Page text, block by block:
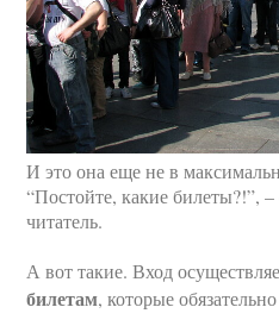
И это она еще не в
“Постойте, какие билеты?!”,
читатель.
А вот такие. Вход
билетам, которые